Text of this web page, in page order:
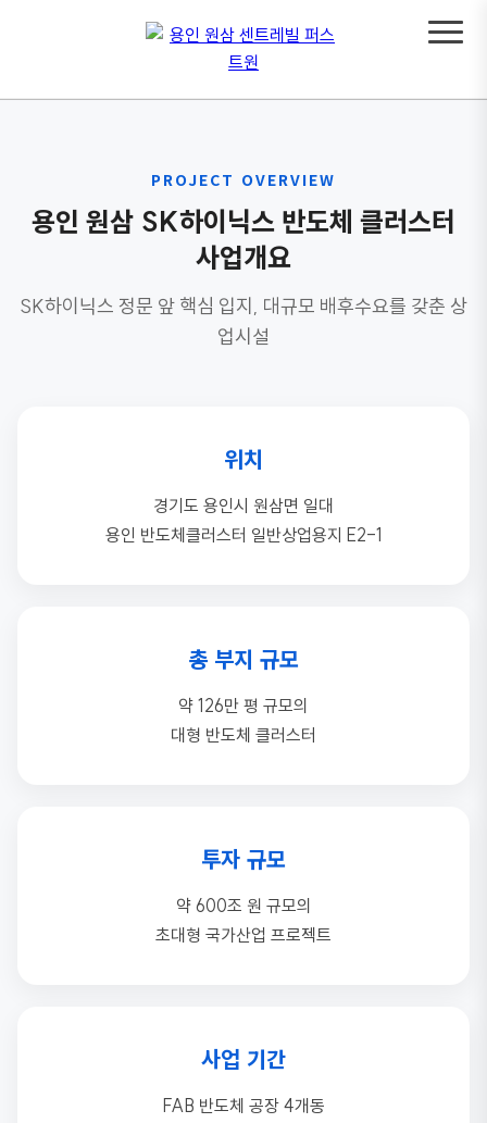
PROJECT OVERVIEW
용인 원삼 SK하이닉스 반도체 클러스터
사업개요
SK하이닉스 정문 앞 핵심 입지, 대규모 배후수요를 갖춘 상
업시설
위치
경기도 용인시 원삼면 일대
용인 반도체클러스터 일반상업용지 E2-1
총 부지 규모
약 126만 평 규모의
대형 반도체 클러스터
투자 규모
약 600조 원 규모의
초대형 국가산업 프로젝트
사업 기간
FAB 반도체 공장 4개동